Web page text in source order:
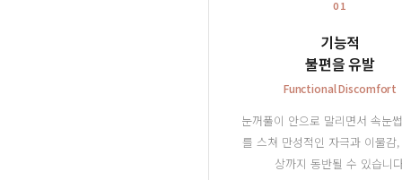
01
기능적
불편을 유발
Functional Discomfort
눈꺼풀이 안으로 말리면서 속눈
를 스쳐 만성적인 자극과 이물감
상까지 동반될 수 있습니